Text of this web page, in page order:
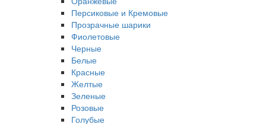
Персиковые и Кремовые
Прозрачные шарики
Фиолетовые
Черные
Белые
Красные
Желтые
Зеленые
Розовые
Голубые